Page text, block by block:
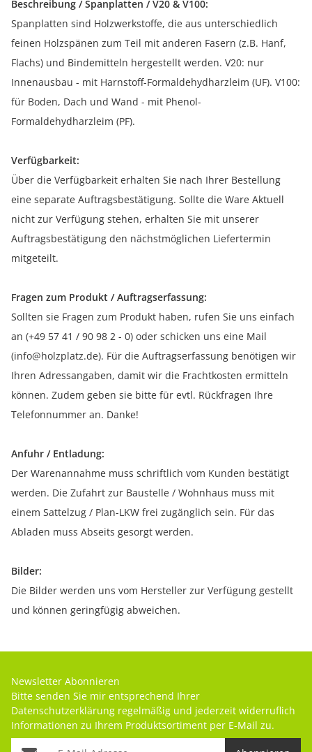
Beschreibung / Spanplatten / V20 & V100:
Spanplatten sind Holzwerkstoffe, die aus unterschiedlich
feinen Holzspänen zum Teil mit anderen Fasern (z.B. Hanf,
Flachs) und Bindemitteln hergestellt werden. V20: nur
Innenausbau - mit Harnstoff-Formaldehydharzleim (UF). V100:
für Boden, Dach und Wand - mit Phenol-
Formaldehydharzleim (PF).
Verfügbarkeit:
Über die Verfügbarkeit erhalten Sie nach Ihrer Bestellung
eine separate Auftragsbestätigung. Sollte die Ware Aktuell
nicht zur Verfügung stehen, erhalten Sie mit unserer
Auftragsbestätigung den nächstmöglichen Liefertermin
mitgeteilt.
Fragen zum Produkt / Auftragserfassung:
Sollten sie Fragen zum Produkt haben, rufen Sie uns einfach
an (+49 57 41 / 90 98 2 - 0) oder schicken uns eine Mail
(info@holzplatz.de). Für die Auftragserfassung benötigen wir
Ihren Adressangaben, damit wir die Frachtkosten ermitteln
können. Zudem geben sie bitte für evtl. Rückfragen Ihre
Telefonnummer an. Danke!
Anfuhr / Entladung:
Der Warenannahme muss schriftlich vom Kunden bestätigt
werden. Die Zufahrt zur Baustelle / Wohnhaus muss mit
einem Sattelzug / Plan-LKW frei zugänglich sein. Für das
Abladen muss Abseits gesorgt werden.
Bilder:
Die Bilder werden uns vom Hersteller zur Verfügung gestellt
und können geringfügig abweichen.
Newsletter Abonnieren
Bitte senden Sie mir entsprechend Ihrer
Datenschutzerklärung regelmäßig und jederzeit widerruflich
Informationen zu Ihrem Produktsortiment per E-Mail zu.